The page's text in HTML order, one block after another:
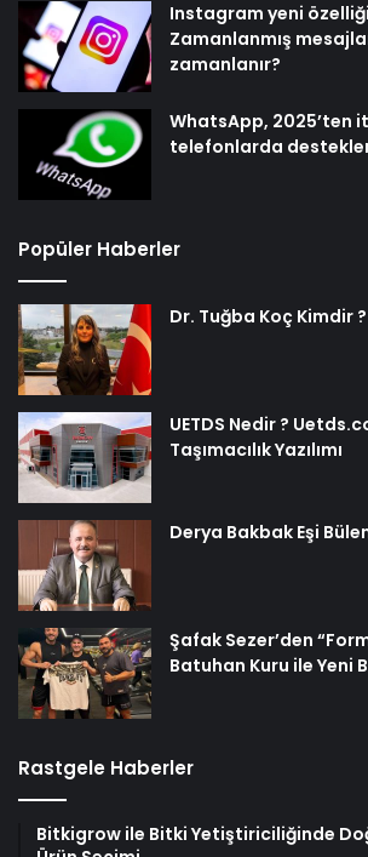
Instagram yeni
Zamanlanmış
zamanlanır?
WhatsApp, 2025’ten
telefonlarda
Popüler Haberler
Dr. Tuğba Koç Kimdir ?
UETDS Nedir ?
Taşımacılık Yazılımı
Derya Bakbak Eşi
Şafak Sezer’den
Batuhan Kuru ile Yeni
Rastgele Haberler
Bitkigrow ile Bitki Yetiştiriciliğinde